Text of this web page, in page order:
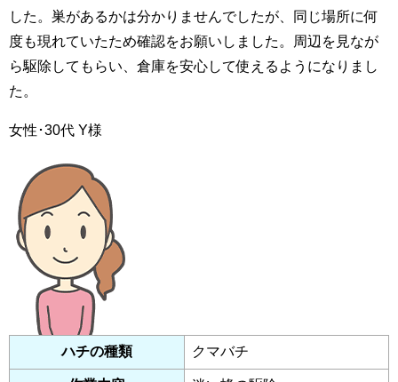
した。巣があるかは分かりませんでしたが、同じ場所に何
度も現れていたため確認をお願いしました。周辺を見なが
ら駆除してもらい、倉庫を安心して使えるようになりまし
た。
女性･30代 Y様
ハチの種類 クマバチ